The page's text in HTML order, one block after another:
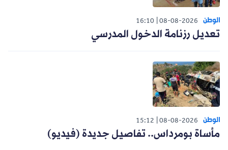
الوطن 08-08-2026
16:10
تعديل رزنامة الدخول المدرسي
الوطن 08-08-2026
15:12
مأساة بومرداس.. تفاصيل جديدة (فيديو)